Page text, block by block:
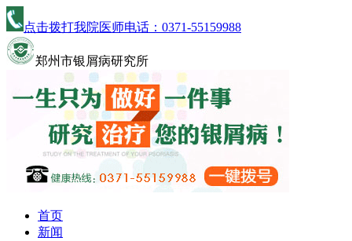
点击拨打我院医师电话： 0371-55159988
郑州市银屑病研究所
首页
新闻